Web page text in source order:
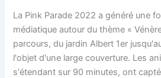
La Pink Parade 2022 a généré une
médiatique autour du thème «
parcours, du jardin Albert 1er
l'objet d'une large couverture. Les
s'étendant sur 90 minutes, ont